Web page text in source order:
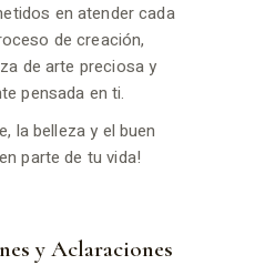
en atender cada
de creación,
de arte preciosa y
pensada en ti.
la belleza y el buen
parte de tu vida!
y Aclaraciones